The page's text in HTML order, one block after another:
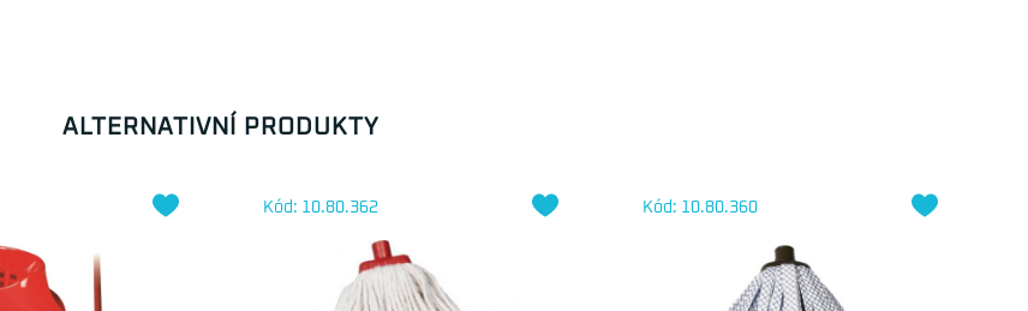
ALTERNATIVNÍ PRODUKTY
Kód: 10.80.362 Kód: 10.80.360